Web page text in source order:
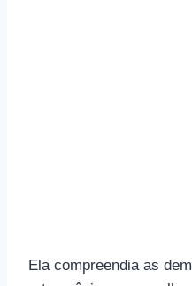
Ela compreendia as